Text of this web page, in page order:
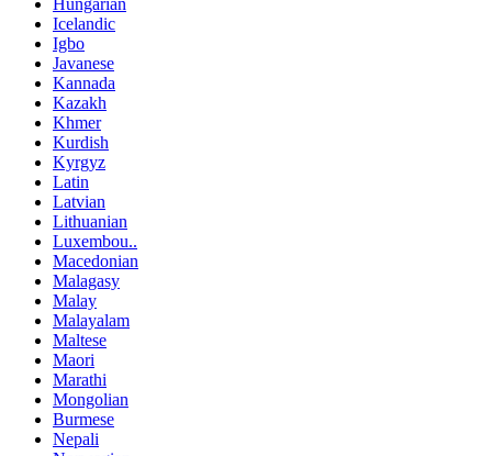
Icelandic
Igbo
Javanese
Kannada
Kazakh
Khmer
Kurdish
Kyrgyz
Latin
Latvian
Lithuanian
Luxembou..
Macedonian
Malagasy
Malay
Malayalam
Maltese
Maori
Marathi
Mongolian
Burmese
Nepali